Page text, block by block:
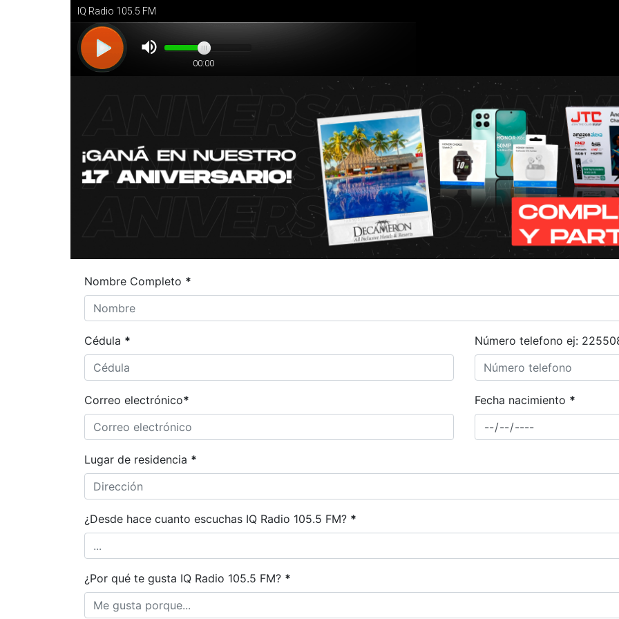
Nombre Completo *
Cédula * Número telefono ej:
Correo electrónico* Fecha nacimiento *
Lugar de residencia *
¿Desde hace cuanto escuchas IQ Radio 105.5 FM? *
¿Por qué te gusta IQ Radio 105.5 FM? *